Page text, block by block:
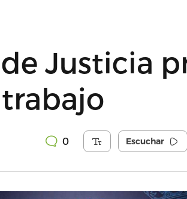
Justicia
0 Escuchar